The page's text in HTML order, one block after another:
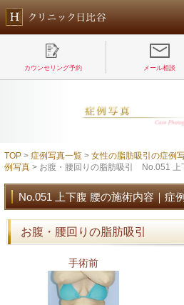
カウンセリング予約 メール相談
TOP > 症例写真一覧 > 女性の脂肪吸引の症例
例写真 > お腹・腰回りの脂肪吸引 No.051 上
No.051 上下腹 腰の施術内容｜症
お腹・腰回りの脂肪吸引
手術前